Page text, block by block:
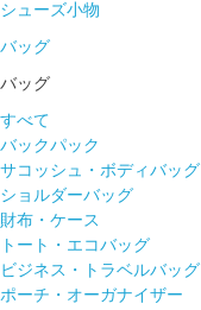
シューズ小物
バッグ
バッグ
すべて
バックパック
サコッシュ・ボディバッグ
ショルダーバッグ
財布・ケース
トート・エコバッグ
ビジネス・トラベルバッグ
ポーチ・オーガナイザー